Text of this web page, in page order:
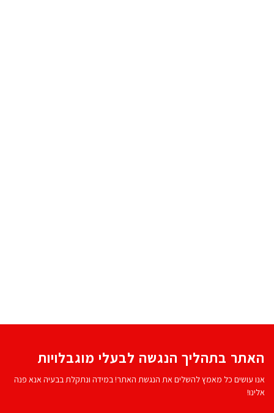
האתר בתהליך הנגשה לבעלי מוגבלויות
אנו עושים כל מאמץ להשלים את הנגשת האתר! במידה ונתקלת בבעיה אנא פנה
אלינו!